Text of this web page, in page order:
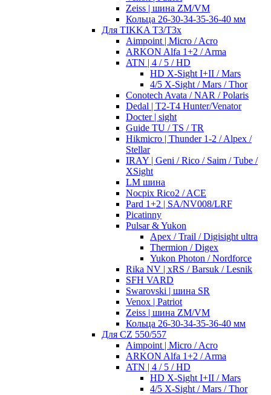
Zeiss | шина ZM/VM
Кольца 26-30-34-35-36-40 мм
Для TIKKA T3/T3x
Aimpoint | Micro / Acro
ARKON Alfa 1+2 / Arma
ATN | 4 / 5 / HD
HD X-Sight I+II / Mars
4/5 X-Sight / Mars / Thor
Conotech Avata / NAR / Polaris
Dedal | T2-T4 Hunter/Venator
Docter | sight
Guide TU / TS / TR
Hikmicro | Thunder 1-2 / Alpex /
Stellar
IRAY | Geni / Rico / Saim / Tube /
XSight
LM шина
Nocpix Rico2 / ACE
Pard 1+2 | SA/NV008/LRF
Picatinny
Pulsar & Yukon
Apex / Trail / Digisight ultra
Thermion / Digex
Yukon Photon / Nordforce
Rika NV | xRS / Barsuk / Lesnik
SFH VARD
Swarovski | шина SR
Venox | Patriot
Zeiss | шина ZM/VM
Кольца 26-30-34-35-36-40 мм
Для CZ 550/557
Aimpoint | Micro / Acro
ARKON Alfa 1+2 / Arma
ATN | 4 / 5 / HD
HD X-Sight I+II / Mars
4/5 X-Sight / Mars / Thor